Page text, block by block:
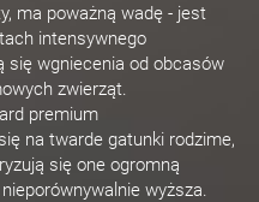
ma poważną wadę - jest
intensywnego
się wgniecenia od obcasów
zwierząt.
premium
na twarde gatunki rodzime,
się one ogromną
wyższa.